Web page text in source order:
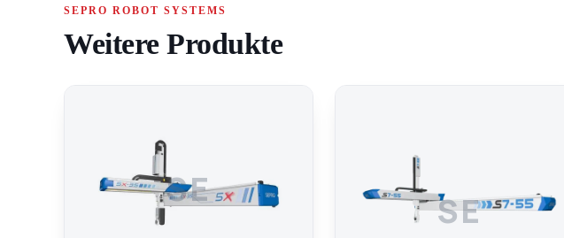
SEPRO ROBOT SYSTEMS
Weitere Produkte
SE
SE